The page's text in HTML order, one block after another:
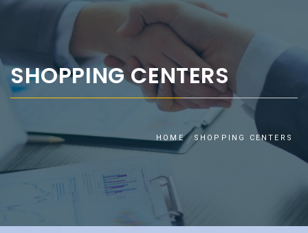
SHOPPING CENTERS
HOME SHOPPING CENTERS